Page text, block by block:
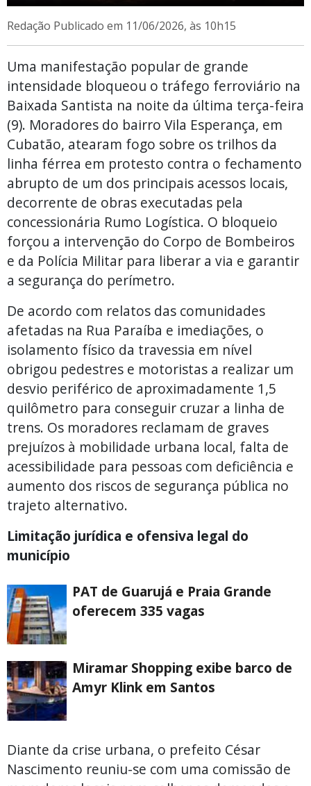
Redação Publicado em 11/06/2026, às 10h15
Uma manifestação popular de grande
intensidade bloqueou o tráfego ferroviário na
Baixada Santista na noite da última terça-feira
(9). Moradores do bairro Vila Esperança, em
Cubatão, atearam fogo sobre os trilhos da
linha férrea em protesto contra o fechamento
abrupto de um dos principais acessos locais,
decorrente de obras executadas pela
concessionária Rumo Logística. O bloqueio
forçou a intervenção do Corpo de Bombeiros
e da Polícia Militar para liberar a via e garantir
a segurança do perímetro.
De acordo com relatos das comunidades
afetadas na Rua Paraíba e imediações, o
isolamento físico da travessia em nível
obrigou pedestres e motoristas a realizar um
desvio periférico de aproximadamente 1,5
quilômetro para conseguir cruzar a linha de
trens. Os moradores reclamam de graves
prejuízos à mobilidade urbana local, falta de
acessibilidade para pessoas com deficiência e
aumento dos riscos de segurança pública no
trajeto alternativo.
Limitação jurídica e ofensiva legal do
município
PAT de Guarujá e Praia Grande
oferecem 335 vagas
Miramar Shopping exibe barco de
Amyr Klink em Santos
Diante da crise urbana, o prefeito César
Nascimento reuniu-se com uma comissão de